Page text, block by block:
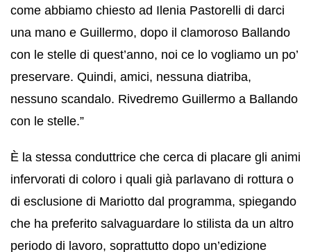
come abbiamo chiesto ad Ilenia Pastorelli di darci
una mano e Guillermo, dopo il clamoroso Ballando
con le stelle di quest’anno, noi ce lo vogliamo un po’
preservare. Quindi, amici, nessuna diatriba,
nessuno scandalo. Rivedremo Guillermo a Ballando
con le stelle.”
È la stessa conduttrice che cerca di placare gli animi
infervorati di coloro i quali già parlavano di rottura o
di esclusione di Mariotto dal programma, spiegando
che ha preferito salvaguardare lo stilista da un altro
periodo di lavoro, soprattutto dopo un’edizione